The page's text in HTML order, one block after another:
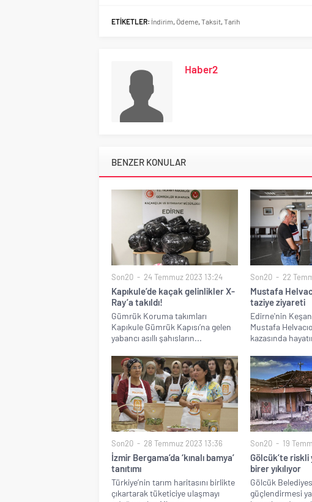
ETİKETLER: İndirim, Ödeme, Taksit, Tarih
Haber2
BENZER KONULAR
Son20 24 Temmuz 2023 13:24
Kapıkule’de kaçak gelinlikler X-
Ray’a takıldı!
Gümrük Koruma takımları
Kapıkule Gümrük Kapısı’na gelen
yabancı asıllı şahısların...
Son20 22
Mustafa
taziye ziyareti
Edirne'nin
Mustafa
kazasında
Son20 28 Temmuz 2023 13:36
İzmir Bergama’da ‘kınalı bamya’
tanıtımı
Türkiye’nin tarım haritasını birlikte
çıkartarak tüketiciye ulaşmayı
Son20 19
Gölcük’te riskli
birer yıkılıyor
Gölcük
güçlendirmesi